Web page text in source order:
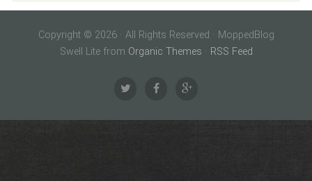
Copyright © 2026 · All Rights Reserved · MoppedBlog
Swell Lite from Organic Themes · RSS Feed